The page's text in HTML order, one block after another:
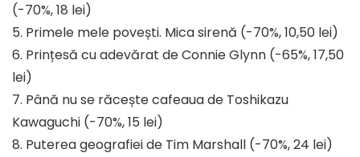
(-70%, 18 lei)
5. Primele mele povești. Mica sirenă (-70%, 10,50 lei)
6. Prințesă cu adevărat de Connie Glynn (-65%, 17,50
lei)
7. Până nu se răcește cafeaua de Toshikazu
Kawaguchi (-70%, 15 lei)
8. Puterea geografiei de Tim Marshall (-70%, 24 lei)